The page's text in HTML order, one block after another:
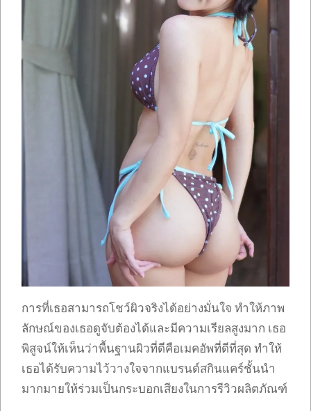
การที่เธอสามารถโชว์ผิวจริงได้อย่างมั่นใจ ทำให้ภาพ
ลักษณ์ของเธอดูจับต้องได้และมีความเรียลสูงมาก เธอ
พิสูจน์ให้เห็นว่าพื้นฐานผิวที่ดีคือเมคอัพที่ดีที่สุด ทำให้
เธอได้รับความไว้วางใจจากแบรนด์สกินแคร์ชั้นนำ
มากมายให้ร่วมเป็นกระบอกเสียงในการรีวิวผลิตภัณฑ์